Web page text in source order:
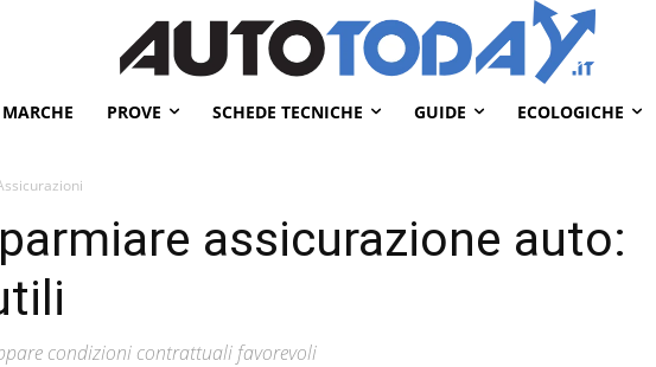
MARCHE PROVE SCHEDE TECNICHE GUIDE ECOLOGICHE
assicurazione auto:
condizioni contrattuali favorevoli